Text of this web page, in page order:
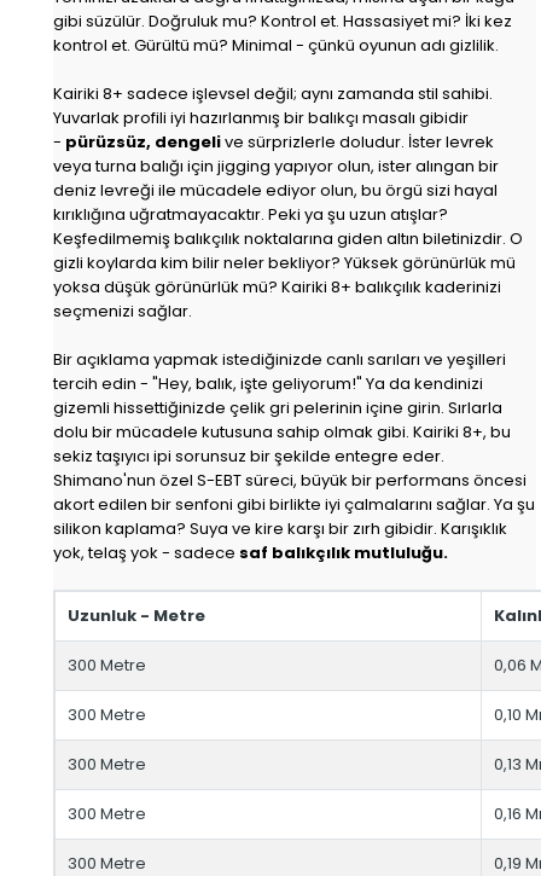
gibi süzülür. Doğruluk mu? Kontrol et. Hassasiyet mi? İki kez
kontrol et. Gürültü mü? Minimal - çünkü oyunun adı gizlilik.
Kairiki 8+ sadece işlevsel değil; aynı zamanda stil sahibi.
Yuvarlak profili iyi hazırlanmış bir balıkçı masalı gibidir
- pürüzsüz, dengelive sürprizlerle doludur. İster levrek
veya turna balığı için jigging yapıyor olun, ister alıngan bir
deniz levreği ile mücadele ediyor olun, bu örgü sizi hayal
kırıklığına uğratmayacaktır. Peki ya şu uzun atışlar?
Keşfedilmemiş balıkçılık noktalarına giden altın biletinizdir. O
gizli koylarda kim bilir neler bekliyor? Yüksek görünürlük mü
yoksa düşük görünürlük mü? Kairiki 8+ balıkçılık kaderinizi
seçmenizi sağlar.
Bir açıklama yapmak istediğinizde canlı sarıları ve yeşilleri
tercih edin - "Hey, balık, işte geliyorum!" Ya da kendinizi
gizemli hissettiğinizde çelik gri pelerinin içine girin. Sırlarla
dolu bir mücadele kutusuna sahip olmak gibi. Kairiki 8+, bu
sekiz taşıyıcı ipi sorunsuz bir şekilde entegre eder.
Shimano'nun özel S-EBT süreci, büyük bir performans öncesi
akort edilen bir senfoni gibi birlikte iyi çalmalarını sağlar. Ya şu
silikon kaplama? Suya ve kire karşı bir zırh gibidir. Karışıklık
yok, telaş yok - sadece saf balıkçılık mutluluğu.
Uzunluk - Metre
300 Metre 0,06
300 Metre 0,10
300 Metre 0,13
300 Metre 0,16
300 Metre 0,19